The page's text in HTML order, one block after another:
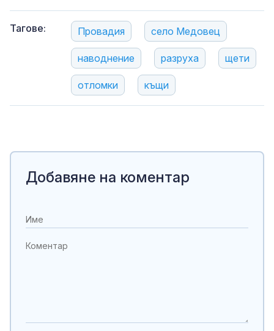
Тагове: Провадия село Медовец
наводнение разруха щети
отломки къщи
Добавяне на коментар